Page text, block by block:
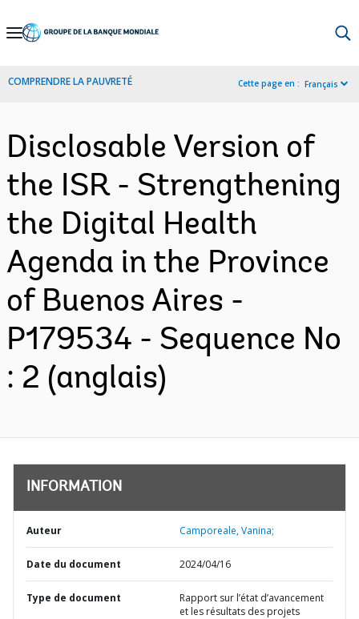
Skip
Navigation
COMPRENDRE LA PAUVRETÉ Cette page en : Français
Disclosable Version of
the ISR - Strengthening
the Digital Health
Agenda in the Province
of Buenos Aires -
P179534 - Sequence No
: 2 (anglais)
INFORMATION
Auteur Camporeale, Vanina;
Date du document 2024/04/16
Type de document
Rapport sur l’état d’avancement
et les résultats des projets